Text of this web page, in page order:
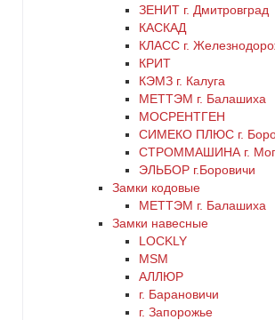
ЗЕНИТ г. Дмитровград
КАСКАД
КЛАСС г.
КРИТ
КЭМЗ г. Калуга
МЕТТЭМ г. Балашиха
МОСРЕНТГЕН
СИМЕКО ПЛЮС г.
СТРОММАШИНА г.
ЭЛЬБОР г.Боровичи
Замки кодовые
МЕТТЭМ г. Балашиха
Замки навесные
LOCKLY
MSM
АЛЛЮР
г. Барановичи
г. Запорожье